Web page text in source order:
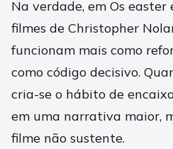
Na verdade, em Os easter
filmes de Christopher
funcionam mais como
como código decisivo.
cria-se o hábito de
em uma narrativa maior,
filme não sustente.